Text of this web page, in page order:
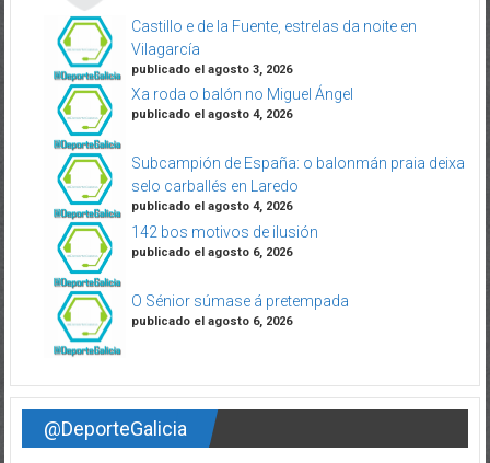
Castillo e de la Fuente, estrelas da noite en
Vilagarcía
publicado el agosto 3, 2026
Xa roda o balón no Miguel Ángel
publicado el agosto 4, 2026
Subcampión de España: o balonmán praia deixa
selo carballés en Laredo
publicado el agosto 4, 2026
142 bos motivos de ilusión
publicado el agosto 6, 2026
O Sénior súmase á pretempada
publicado el agosto 6, 2026
@DeporteGalicia